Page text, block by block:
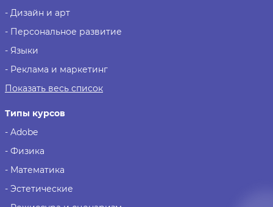
- Дизайн и арт
- Персональное развитие
- Языки
- Реклама и маркетинг
Показать весь список
Типы курсов
- Adobe
- Физика
- Математика
- Эстетические